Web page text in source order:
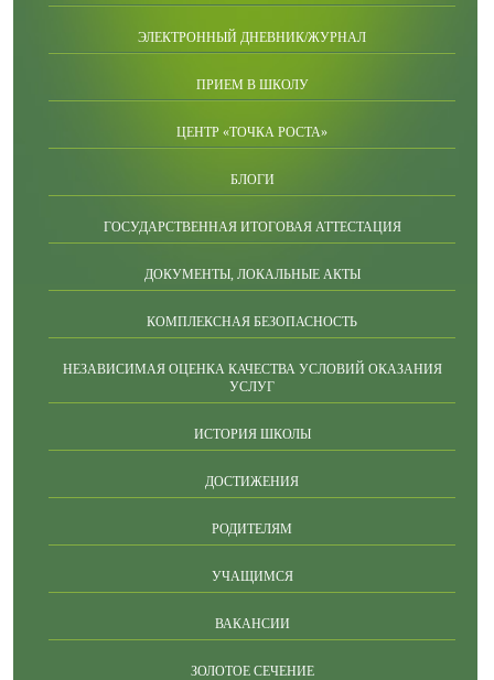
ЭЛЕКТРОННЫЙ ДНЕВНИК/ЖУРНАЛ
ПРИЕМ В ШКОЛУ
ЦЕНТР «ТОЧКА РОСТА»
БЛОГИ
ГОСУДАРСТВЕННАЯ ИТОГОВАЯ АТТЕСТАЦИЯ
ДОКУМЕНТЫ, ЛОКАЛЬНЫЕ АКТЫ
КОМПЛЕКСНАЯ БЕЗОПАСНОСТЬ
НЕЗАВИСИМАЯ ОЦЕНКА КАЧЕСТВА УСЛОВИЙ ОКАЗАНИЯ
УСЛУГ
ИСТОРИЯ ШКОЛЫ
ДОСТИЖЕНИЯ
РОДИТЕЛЯМ
УЧАЩИМСЯ
ВАКАНСИИ
ЗОЛОТОЕ СЕЧЕНИЕ